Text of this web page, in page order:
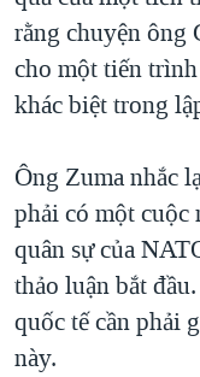
rằng chuyện ông
cho một tiến
khác biệt trong
Ông Zuma nhắc
phải có một cuộc
quân sự của
thảo luận bắt
quốc tế cần phải
này.